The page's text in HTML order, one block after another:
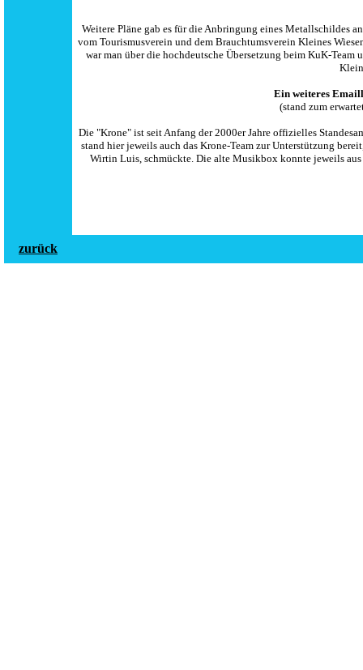
Weitere Pläne gab es für die Anbringung eines Metallschildes
vom Tourismusverein und dem Brauchtumsverein Kleines
war man über die hochdeutsche Übersetzung beim KuK-
Ein weiteres
(stand zum
Die "Krone" ist seit Anfang der 2000er Jahre offizielles
stand hier jeweils auch das Krone-Team zur Unterstützung
Wirtin Luis, schmückte. Die alte Musikbox konnte jeweils
zurück